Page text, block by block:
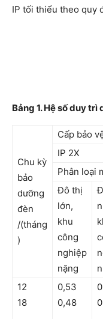
IP tối thiểu theo quy
Bảng 1. Hệ số duy
Chu kỳ
bảo
dưỡng
đèn
/(tháng
)
Cấp bảo
IP 2X
Phân loại
Đô thị
lớn,
khu
công
nghiệp
nặng
12
18
0,53
0,48